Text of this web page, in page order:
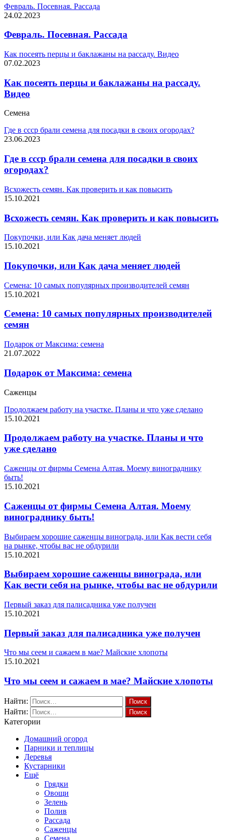
Февраль. Посевная. Рассада
24.02.2023
Февраль. Посевная. Рассада
Как посеять перцы и баклажаны на рассаду. Видео
07.02.2023
Как посеять перцы и баклажаны на рассаду.
Видео
Семена
Где в ссср брали семена для посадки в своих огородах?
23.06.2023
Где в ссср брали семена для посадки в своих
огородах?
Всхожесть семян. Как проверить и как повысить
15.10.2021
Всхожесть семян. Как проверить и как повысить
Покупочки, или Как дача меняет людей
15.10.2021
Покупочки, или Как дача меняет людей
Семена: 10 самых популярных производителей семян
15.10.2021
Семена: 10 самых популярных производителей
семян
Подарок от Максима: семена
21.07.2022
Подарок от Максима: семена
Саженцы
Продолжаем работу на участке. Планы и что уже сделано
15.10.2021
Продолжаем работу на участке. Планы и что
уже сделано
Саженцы от фирмы Семена Алтая. Моему винограднику
быть!
15.10.2021
Саженцы от фирмы Семена Алтая. Моему
винограднику быть!
Выбираем хорошие саженцы винограда, или Как вести себя
на рынке, чтобы вас не обдурили
15.10.2021
Выбираем хорошие саженцы винограда, или
Как вести себя на рынке, чтобы вас не обдурили
Первый заказ для палисадника уже получен
15.10.2021
Первый заказ для палисадника уже получен
Что мы сеем и сажаем в мае? Майские хлопоты
15.10.2021
Что мы сеем и сажаем в мае? Майские хлопоты
Найти:
Найти:
Категории
Домашний огород
Парники и теплицы
Деревья
Кустарники
Ещё
Грядки
Овощи
Зелень
Полив
Рассада
Саженцы
Семена